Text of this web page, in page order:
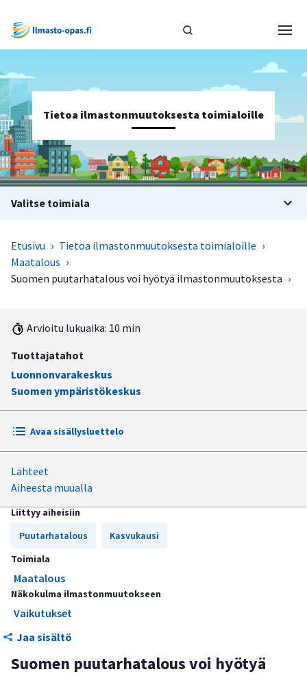
Tietoa ilmastonmuutoksesta toimialoille
Valitse toimiala
Etusivu › Tietoa ilmastonmuutoksesta toimialoille ›
Maatalous ›
Suomen puutarhatalous voi hyötyä ilmastonmuutoksesta ›
Arvioitu lukuaika: 10 min
Tuottajatahot
Luonnonvarakeskus
Suomen ympäristökeskus
Avaa sisällysluettelo
Puutarhataloutta harjoitetaan avomaalla ja
kasvihuoneissa
Lämpeneminen pidentää kasvukautta ja levittää
tuotantoa laajemmalle
Omenan tuotanto hyötyy lämmöstä ja uusista
jalostetuista lajeista
marjanviljelyä
pitenevästä kasvukaudesta
Lähteet
Aiheesta muualla
Liittyy aiheisiin
Puutarhatalous
Kasvukausi
Toimiala
Maatalous
Näkokulma ilmastonmuutokseen
Vaikutukset
Jaa sisältö
Suomen puutarhatalous voi hyötyä